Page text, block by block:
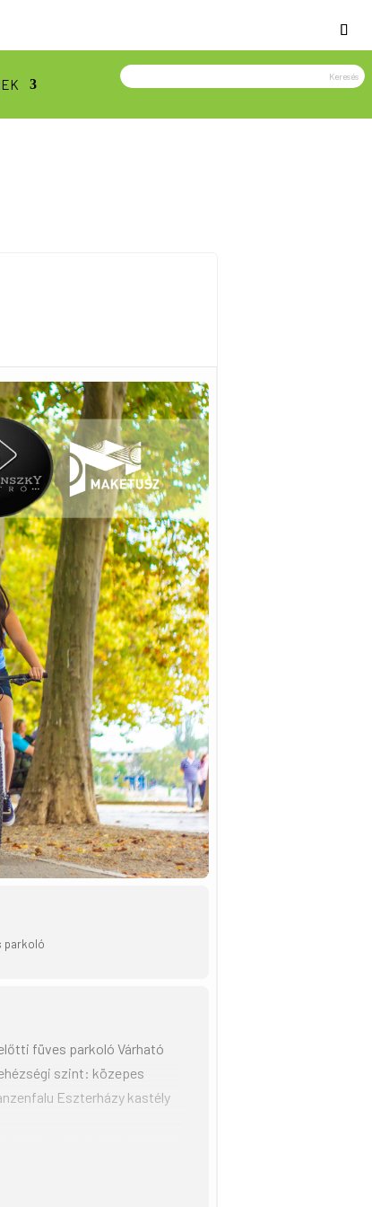
parkoló
füves parkoló Várható
szint: közepes
Eszterházy kastély